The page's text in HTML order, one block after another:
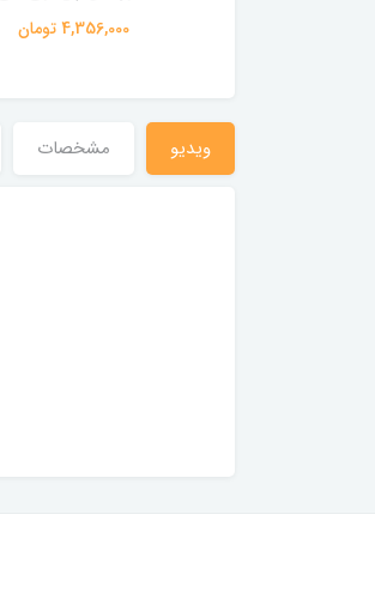
4,356,000 تومان
ویدیو مشخصات